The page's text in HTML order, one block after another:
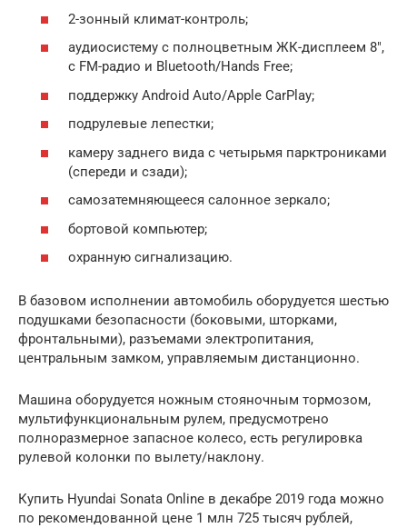
2-зонный климат-контроль;
аудиосистему с полноцветным ЖК-дисплеем 8″,
с FM-радио и Bluetooth/Hands Free;
поддержку Android Auto/Apple CarPlay;
подрулевые лепестки;
камеру заднего вида с четырьмя парктрониками
(спереди и сзади);
самозатемняющееся салонное зеркало;
бортовой компьютер;
охранную сигнализацию.
В базовом исполнении автомобиль оборудуется шестью
подушками безопасности (боковыми, шторками,
фронтальными), разъемами электропитания,
центральным замком, управляемым дистанционно.
Машина оборудуется ножным стояночным тормозом,
мультифункциональным рулем, предусмотрено
полноразмерное запасное колесо, есть регулировка
рулевой колонки по вылету/наклону.
Купить Hyundai Sonata Online в декабре 2019 года можно
по рекомендованной цене 1 млн 725 тысяч рублей,